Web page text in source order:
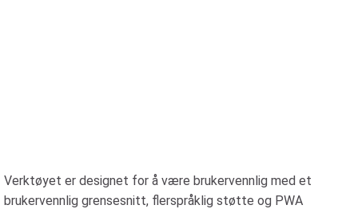
Verktøyet er designet for å være brukervennlig med et
brukervennlig grensesnitt, flerspråklig støtte og PWA